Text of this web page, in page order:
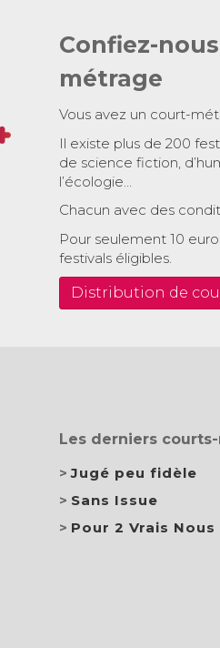
Confiez-
métrage
Vous avez un court-
Il existe plus de 200
de science fiction,
l’écologie…
Chacun avec des
Pour seulement 10
festivals éligibles.
Distribution de
Les derniers
Jugé peu fidèle
Sans Issue
Pour 2 Vrais Nous